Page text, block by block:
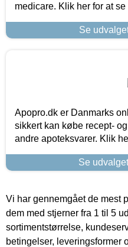
medicare. Klik her for at
Se
Apopro.dk er Danmarks
sikkert kan købe recept-
andre apoteksvarer. Klik
Se
Vi har gennemgået de mest
dem med stjerner fra 1 til 5
sortimentstørrelse,
betingelser, leveringsformer